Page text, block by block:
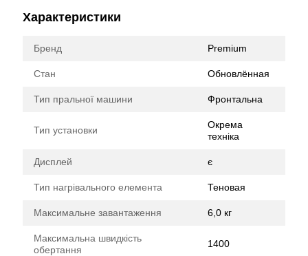
Характеристики
Бренд Premium
Стан Обновлённая
Тип пральної машини Фронтальна
Тип установки
Окрема
техніка
Дисплей є
Тип нагрівального елемента Теновая
Максимальне завантаження 6,0 кг
Максимальна швидкість
обертання
1400